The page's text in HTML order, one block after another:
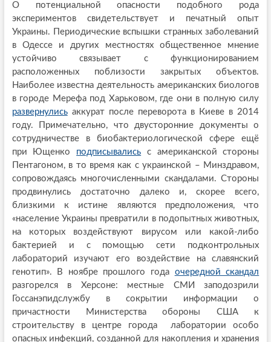
О потенциальной опасности подобного рода
экспериментов свидетельствует и печатный опыт
Украины. Периодические вспышки странных заболеваний
в Одессе и других местностях общественное мнение
устойчиво связывает с функционированием
расположенных поблизости закрытых объектов.
Наиболее известна деятельность американских биологов
в городе Мерефа под Харьковом, где они в полную силу
развернулисьаккурат после переворота в Киеве в 2014
году. Примечательно, что двусторонние документы о
сотрудничестве в биобактериологической сфере ещё
при Ющенко подписывались с американской стороны
Пентагоном, в то время как с украинской – Минздравом,
сопровождаясь многочисленными скандалами. Стороны
продвинулись достаточно далеко и, скорее всего,
близкими к истине являются предположения, что
«население Украины превратили в подопытных животных,
на которых воздействуют вирусом или какой-либо
бактерией и с помощью сети подконтрольных
лабораторий изучают его воздействие на славянский
генотип». В ноябре прошлого года очередной скандал
разгорелся в Херсоне: местные СМИ заподозрили
Госсанэпидслужбу в сокрытии информации о
причастности Министерства обороны США к
строительству в центре города лаборатории особо
опасных инфекций, созданной для накопления и хранения